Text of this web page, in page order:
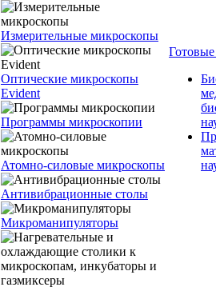
Измерительные микроскопы
Оптические микроскопы
Evident
Программы микроскопии
Атомно-силовые микроскопы
Антивибрационные столы
Микроманипуляторы